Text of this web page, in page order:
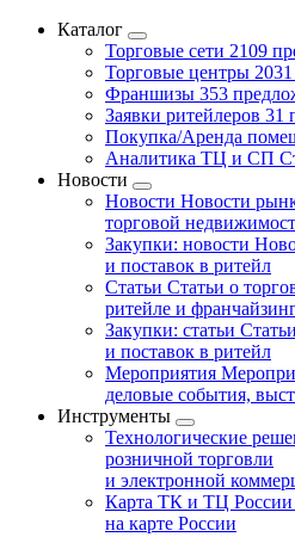
Каталог
Торговые сети 2109
Торговые центры
Франшизы 353
Заявки ритейлеров 31
Покупка/Аренда
Аналитика ТЦ и СП
Новости
Новости Новости
торговой
Закупки: новости
и поставок в ритейл
Статьи Статьи о
ритейле и
Закупки: статьи
и поставок в ритейл
Мероприятия
деловые события,
Инструменты
Технологические
розничной торговли
и электронной
Карта ТК и ТЦ России
на карте России